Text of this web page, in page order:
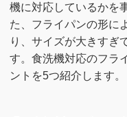
機に対応しているかを
た、フライパンの形に
り、サイズが大きすぎ
す。食洗機対応のフラ
ントを5つ紹介します。